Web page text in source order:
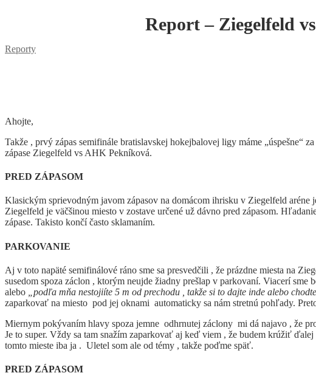
Report – Ziegelfeld
Reporty
Ahojte,
Takže , prvý zápas semifinále bratislavskej hokejbalovej ligy máme „úspešne“
zápase Ziegelfeld vs AHK Pekníková.
PRED ZÁPASOM
Klasickým sprievodným javom zápasov na domácom ihrisku v Ziegelfeld
Ziegelfeld je väčšinou miesto v zostave určené už dávno pred zápasom.
zápase. Takisto končí často sklamaním.
PARKOVANIE
Aj v toto napäté semifinálové ráno sme sa presvedčili , že prázdne miesta na
susedom spoza záclon , ktorým neujde žiadny prešlap v parkovaní. Viacerí
alebo „podľa mňa nestojiíte 5 m od prechodu , takže si to dajte inde alebo
zaparkovať na miesto pod jej oknami automaticky sa nám stretnú pohľady.
Miernym pokývaním hlavy spoza jemne odhrnutej záclony mi dá najavo , že
Je to super. Vždy sa tam snažím zaparkovať aj keď viem , že budem krúžiť
tomto mieste iba ja . Uletel som ale od témy , takže poďme späť.
PRED ZÁPASOM